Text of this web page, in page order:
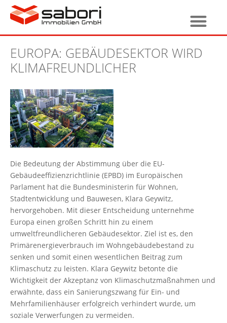
EUROPA: GEBÄUDESEKTOR WIRD
KLIMAFREUNDLICHER
Die Bedeutung der Abstimmung über die EU-
Gebäudeeffizienzrichtlinie (EPBD) im Europäischen
Parlament hat die Bundesministerin für Wohnen,
Stadtentwicklung und Bauwesen, Klara Geywitz,
hervorgehoben. Mit dieser Entscheidung unternehme
Europa einen großen Schritt hin zu einem
umweltfreundlicheren Gebäudesektor. Ziel ist es, den
Primärenergieverbrauch im Wohngebäudebestand zu
senken und somit einen wesentlichen Beitrag zum
Klimaschutz zu leisten. Klara Geywitz betonte die
Wichtigkeit der Akzeptanz von Klimaschutzmaßnahmen und
erwähnte, dass ein Sanierungszwang für Ein- und
Mehrfamilienhäuser erfolgreich verhindert wurde, um
soziale Verwerfungen zu vermeiden.